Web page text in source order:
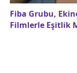
Fiba Grubu,
Filmlerle Eşitlik